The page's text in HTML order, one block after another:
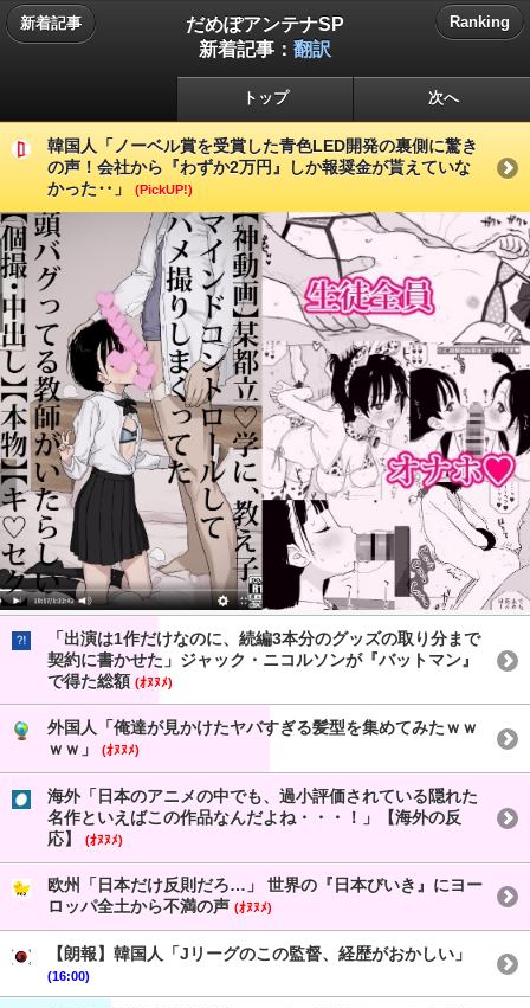
新着記事
だめぽアンテナSP
新着記事： 翻訳
Ranking
トップ 次へ
韓国人「ノーベル賞を受賞した青色LED開発の裏側に驚き
の声！会社から『わずか2万円』しか報奨金が貰えていな
かった‥」
(PickUP!)
「出演は1作だけなのに、続編3本分のグッズの取り分まで
契約に書かせた」ジャック・ニコルソンが『バットマン』
で得た総額 (ｵﾇﾇﾒ)
外国人「俺達が見かけたヤバすぎる髪型を集めてみたｗｗ
ｗｗ」
(ｵﾇﾇﾒ)
海外「日本のアニメの中でも、過小評価されている隠れた
名作といえばこの作品なんだよね・・・！」【海外の反
応】
(ｵﾇﾇﾒ)
欧州「日本だけ反則だろ…」 世界の『日本びいき』にヨー
ロッパ全土から不満の声 (ｵﾇﾇﾒ)
【朗報】韓国人「Jリーグのこの監督、経歴がおかしい」
(16:00)